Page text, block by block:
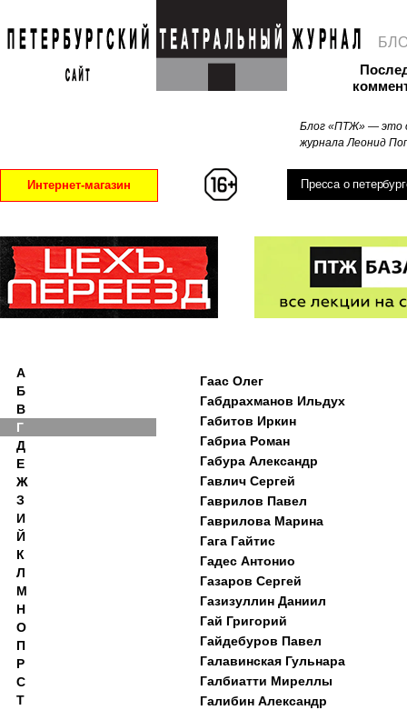
Блог «ПТЖ» — это
журнала Леонид
Интернет-магазин Пресса о
Гаас Олег
Габдрахманов Ильдух
Габитов Иркин
Габриа Роман
Габура Александр
Гавлич Сергей
Гаврилов Павел
Гаврилова Марина
Гага Гайтис
Гадес Антонио
Газаров Сергей
Газизуллин Даниил
Гай Григорий
Гайдебуров Павел
Галавинская Гульнара
Галбиатти Миреллы
Галибин Александр
А
Б
В
Г
Д
Е
Ж
З
И
Й
К
Л
М
Н
О
П
Р
С
Т